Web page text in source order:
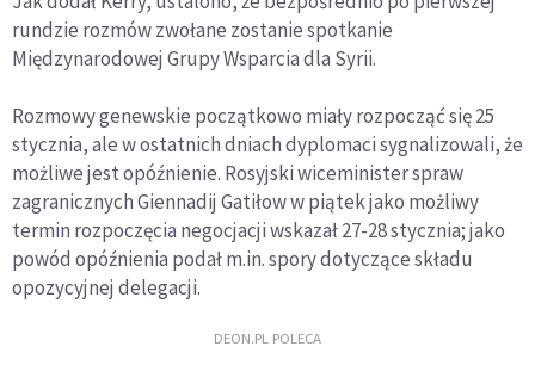
rundzie rozmów zwołane zostanie spotkanie
Międzynarodowej Grupy Wsparcia dla Syrii.
Rozmowy genewskie początkowo miały rozpocząć się 25
stycznia, ale w ostatnich dniach dyplomaci sygnalizowali, że
możliwe jest opóźnienie. Rosyjski wiceminister spraw
zagranicznych Giennadij Gatiłow w piątek jako możliwy
termin rozpoczęcia negocjacji wskazał 27-28 stycznia; jako
powód opóźnienia podał m.in. spory dotyczące składu
opozycyjnej delegacji.
DEON.PL POLECA